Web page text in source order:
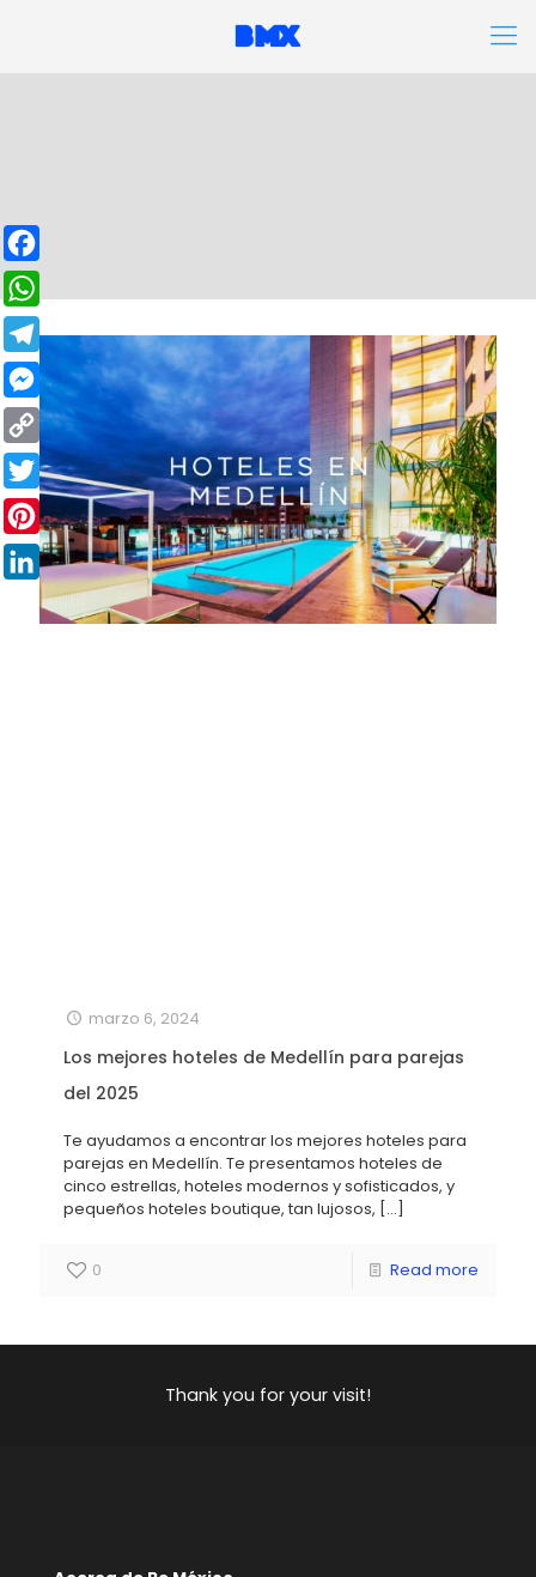
marzo 6, 2024
Los mejores hoteles de Medellín para parejas
del 2025
Te ayudamos a encontrar los mejores hoteles para
parejas en Medellín. Te presentamos hoteles de
cinco estrellas, hoteles modernos y sofisticados, y
pequeños hoteles boutique, tan lujosos, […]
0 Read more
Thank you for your visit!
Facebook
WhatsApp
Telegram
Messenger
Copy
Link
Twitter
Pinterest
LinkedIn